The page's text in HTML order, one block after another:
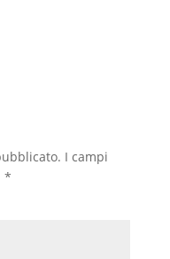
I campi
*